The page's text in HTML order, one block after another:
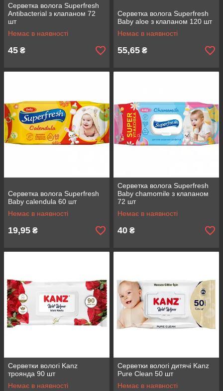
Серветка волога Superfresh
Antibacterial з клапаном 72
шт
Немає в наявності
45 ₴
Серветка волога Superfresh
Baby aloe з клапаном 120 шт
Немає в наявності
55,65 ₴
Серветка волога Superfresh
Baby calendula 60 шт
Немає в наявності
19,95 ₴
Серветка волога Superfresh
Baby chamomile з клапаном
72 шт
Немає в наявності
40 ₴
Серветки вологі Kanz
троянда 90 шт
Немає в наявності
Серветки вологі дитячі Kanz
Pure Clean 50 шт
Немає в наявності